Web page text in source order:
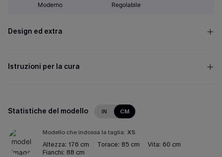
Moderno Regolabile
Design ed extra
Istruzioni per la cura
Statistiche del modello IN CM
Modello che indossa la taglia: XS
Altezza: 176 cm Torace: 85 cm Vita: 60 cm
Fianchi: 88 cm